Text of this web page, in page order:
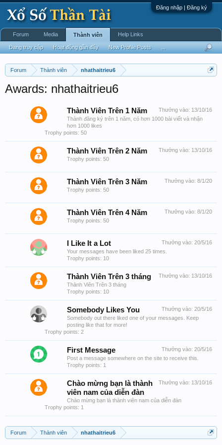
Đăng nhập | Đăng ký
Forum Thành viên nhathaitrieu6
Awards: nhathaitrieu6
Thưởng vào: 13/10/16
Thành Viên Trên 1 Năm
Thành đăng ký trên 1 năm, có hơn 1000 bài viết và nhận
hơn 1000 likes
Trophy points: 50
Thưởng vào: 13/10/16
Thành Viên Trên 2 Năm
Trophy points: 50
Thưởng vào: 8/1/20
Thành Viên Trên 3 Năm
Trophy points: 50
Thưởng vào: 8/1/20
Thành Viên Trên 4 Năm
Trophy points: 50
Thưởng vào: 20/5/16
I Like It a Lot
Your messages have been liked 25 times.
Trophy points: 10
Thưởng vào: 13/10/16
Thành Viên Trên 3 tháng
Thành Viên Trên 3 tháng
Trophy points: 10
Thưởng vào: 20/5/16
Somebody Likes You
Somebody out there liked one of your messages. Keep
posting like that for more!
Trophy points: 2
Thưởng vào: 20/5/16
First Message
Post a message somewhere on the site to receive this.
Trophy points: 1
Thưởng vào: 13/10/16
Chào mừng bạn là thành
viên nam của diễn đàn
Chào mừng bạn là thành viên nam của diễn đàn
Trophy points: 1
Forum Thành viên nhathaitrieu6
Forum Media Thành viên
Đang truy cập Hoạt động gần đây New Profile Posts
Help Links